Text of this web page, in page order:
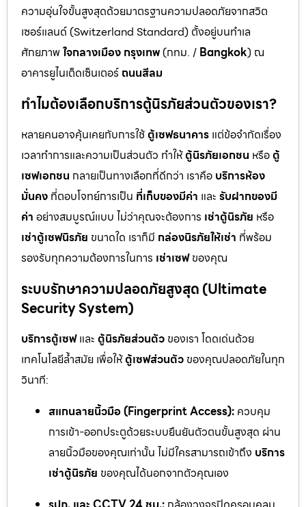
ความอุ่นใจขั้นสูงสุดด้วยมาตรฐานความปลอดภัยจากสวิต
เซอร์แลนด์ (Switzerland Standard) ตั้งอยู่บนทำเล
ศักยภาพใจกลางเมือง กรุงเทพ(กทม. / Bangkok) ณ
อาคารยูไนเต็ดเซ็นเตอร์ ถนนสีลม
ทำไมต้องเลือกบริการตู้นิรภัยส่วนตัวของเรา?
หลายคนอาจคุ้นเคยกับการใช้ ตู้เซฟธนาคาร แต่ข้อจำกัดเรื่อง
เวลาทำการและความเป็นส่วนตัว ทำให้ตู้นิรภัยเอกชน หรือ ตู้
เซฟเอกชน กลายเป็นทางเลือกที่ดีกว่า เราคือ บริการห้อง
มั่นคง ที่ตอบโจทย์การเป็น ที่เก็บของมีค่า และ รับฝากของมี
ค่า อย่างสมบูรณ์แบบ ไม่ว่าคุณจะต้องการ เช่าตู้นิรภัย หรือ
เช่าตู้เซฟนิรภัย ขนาดใด เราก็มี กล่องนิรภัยให้เช่า ที่พร้อม
รองรับทุกความต้องการในการ เช่าเซฟของคุณ
ระบบรักษาความปลอดภัยสูงสุด (Ultimate
Security System)
บริการตู้เซฟและ ตู้นิรภัยส่วนตัว ของเรา โดดเด่นด้วย
เทคโนโลยีล้ำสมัย เพื่อให้ตู้เซฟส่วนตัว ของคุณปลอดภัยในทุก
วินาที:
สแกนลายนิ้วมือ (Fingerprint Access): ควบคุม
การเข้า-ออกประตูด้วยระบบยืนยันตัวตนขั้นสูงสุด ผ่าน
ลายนิ้วมือของคุณเท่านั้น ไม่มีใครสามารถเข้าถึง บริการ
เช่าตู้นิรภัย ของคุณได้นอกจากตัวคุณเอง